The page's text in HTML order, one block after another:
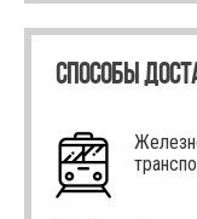
СПОСОБЫ